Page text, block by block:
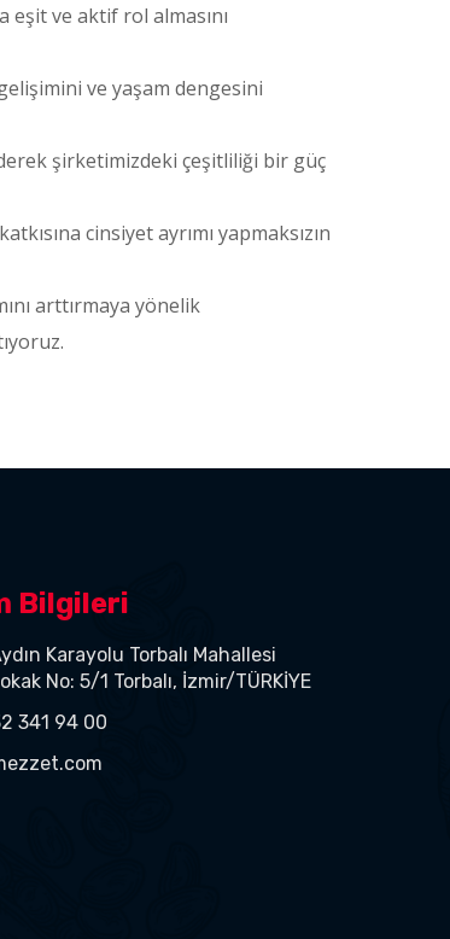
eşit ve aktif rol almasını
gelişimini ve yaşam dengesini
şirketimizdeki çeşitliliği bir güç
cinsiyet ayrımı yapmaksızın
arttırmaya yönelik
Bilgileri
Karayolu Torbalı Mahallesi
No: 5/1 Torbalı, İzmir/TÜRKİYE
341 94 00